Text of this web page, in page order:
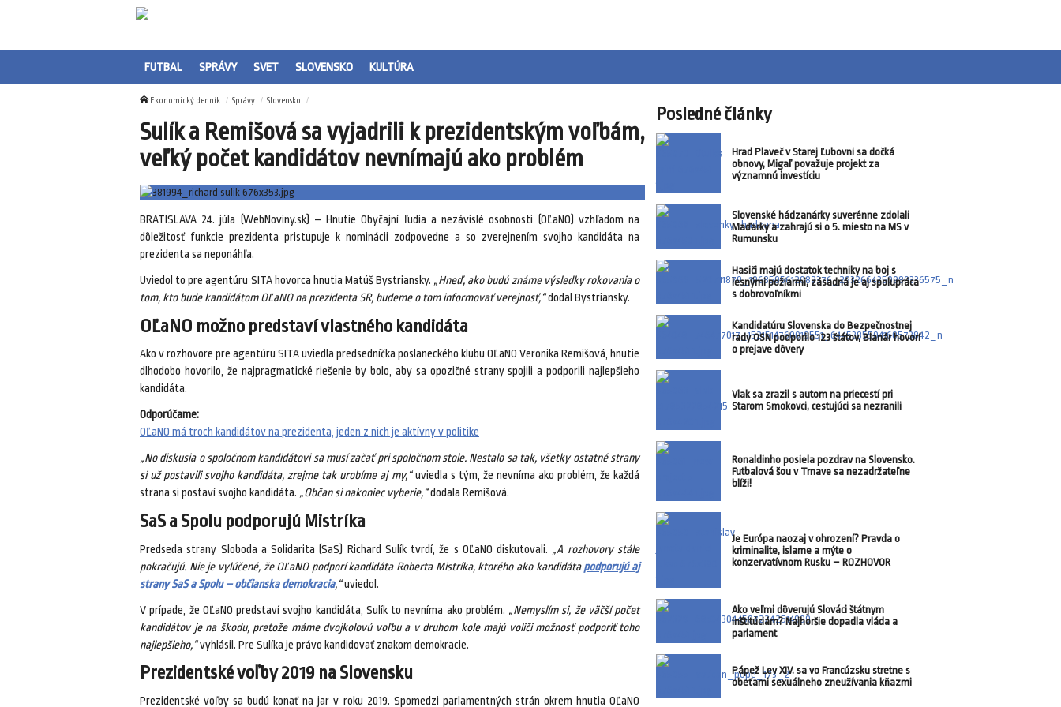
FUTBAL SPRÁVY SVET SLOVENSKO KULTÚRA
Ekonomický denník Správy Slovensko
Sulík a Remišová sa vyjadrili k prezidentským voľbám,
veľký počet kandidátov nevnímajú ako problém
BRATISLAVA 24. júla (WebNoviny.sk) – Hnutie Obyčajní ľudia a nezávislé osobnosti (OĽaNO) vzhľadom na
dôležitosť funkcie prezidenta pristupuje k nominácii zodpovedne a so zverejnením svojho kandidáta na
prezidenta sa neponáhľa.
Uviedol to pre agentúru SITA hovorca hnutia Matúš Bystriansky. „Hneď, ako budú známe výsledky rokovania o
tom, kto bude kandidátom OĽaNO na prezidenta SR, budeme o tom informovať verejnosť,“dodal Bystriansky.
OĽaNO možno predstaví vlastného kandidáta
Ako v rozhovore pre agentúru SITA uviedla predsedníčka poslaneckého klubu OĽaNO Veronika Remišová, hnutie
dlhodobo hovorilo, že najpragmatické riešenie by bolo, aby sa opozičné strany spojili a podporili najlepšieho
kandidáta.
Odporúčame:
OĽaNO má troch kandidátov na prezidenta, jeden z nich je aktívny v politike
„No diskusia o spoločnom kandidátovi sa musí začať pri spoločnom stole. Nestalo sa tak, všetky ostatné strany
si už postavili svojho kandidáta, zrejme tak urobíme aj my,“uviedla s tým, že nevníma ako problém, že každá
strana si postaví svojho kandidáta. „Občan si nakoniec vyberie,“dodala Remišová.
SaS a Spolu podporujú Mistríka
Predseda strany Sloboda a Solidarita (SaS) Richard Sulík tvrdí, že s OĽaNO diskutovali. „A rozhovory stále
pokračujú. Nie je vylúčené, že OĽaNO podporí kandidáta Roberta Mistríka, ktorého ako kandidátapodporujú aj
strany SaS a Spolu – občianska demokracia,“uviedol.
V prípade, že OĽaNO predstaví svojho kandidáta, Sulík to nevníma ako problém. „Nemyslím si, že väčší počet
kandidátov je na škodu, pretože máme dvojkolovú voľbu a v druhom kole majú voliči možnosť podporiť toho
najlepšieho,“vyhlásil. Pre Sulíka je právo kandidovať znakom demokracie.
Prezidentské voľby 2019 na Slovensku
Prezidentské voľby sa budú konať na jar v roku 2019. Spomedzi parlamentných strán okrem hnutia OĽaNO
Posledné články
Hrad Plaveč v Starej Ľubovni sa dočká
obnovy, Migaľ považuje projekt za
významnú investíciu
Slovenské hádzanárky suverénne zdolali
Maďarky a zahrajú si o 5. miesto na MS v
Rumunsku
Hasiči majú dostatok techniky na boj s
lesnými požiarmi, zásadná je aj spolupráca
s dobrovoľníkmi
Kandidatúru Slovenska do Bezpečnostnej
rady OSN podporilo 123 štátov, Blanár hovorí
o prejave dôvery
Vlak sa zrazil s autom na priecestí pri
Starom Smokovci, cestujúci sa nezranili
Ronaldinho posiela pozdrav na Slovensko.
Futbalová šou v Trnave sa nezadržateľne
blíži!
Je Európa naozaj v ohrození? Pravda o
kriminalite, islame a mýte o
konzervatívnom Rusku – ROZHOVOR
Ako veľmi dôverujú Slováci štátnym
inštitúciám? Najhoršie dopadla vláda a
parlament
Pápež Lev XIV. sa vo Francúzsku stretne s
obeťami sexuálneho zneužívania kňazmi